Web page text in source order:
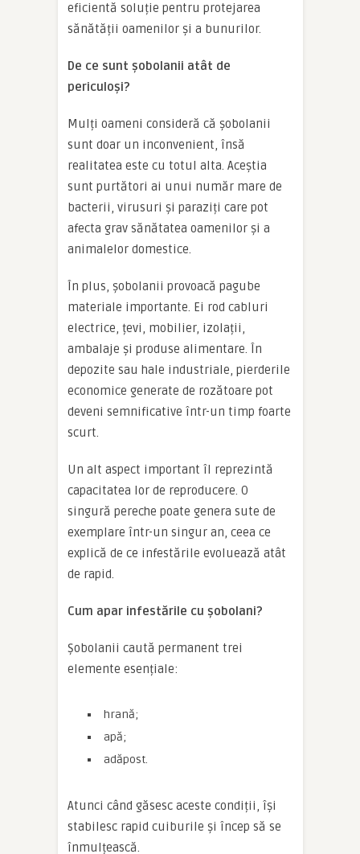
eficientă soluție pentru protejarea
sănătății oamenilor și a bunurilor.
De ce sunt șobolanii atât de
periculoși?
Mulți oameni consideră că șobolanii
sunt doar un inconvenient, însă
realitatea este cu totul alta. Aceștia
sunt purtători ai unui număr mare de
bacterii, virusuri și paraziți care pot
afecta grav sănătatea oamenilor și a
animalelor domestice.
În plus, șobolanii provoacă pagube
materiale importante. Ei rod cabluri
electrice, țevi, mobilier, izolații,
ambalaje și produse alimentare. În
depozite sau hale industriale, pierderile
economice generate de rozătoare pot
deveni semnificative într-un timp foarte
scurt.
Un alt aspect important îl reprezintă
capacitatea lor de reproducere. O
singură pereche poate genera sute de
exemplare într-un singur an, ceea ce
explică de ce infestările evoluează atât
de rapid.
Cum apar infestările cu șobolani?
Șobolanii caută permanent trei
elemente esențiale:
hrană;
apă;
adăpost.
Atunci când găsesc aceste condiții, își
stabilesc rapid cuiburile și încep să se
înmulțească.